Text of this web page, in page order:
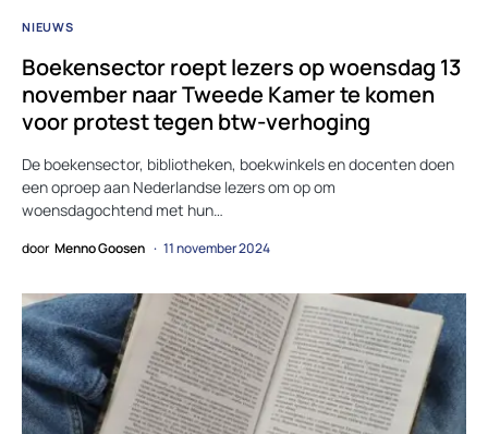
NIEUWS
Boekensector roept lezers op woensdag 13
november naar Tweede Kamer te komen
voor protest tegen btw-verhoging
De boekensector, bibliotheken, boekwinkels en docenten doen
een oproep aan Nederlandse lezers om op om
woensdagochtend met hun…
door Menno Goosen 11 november 2024